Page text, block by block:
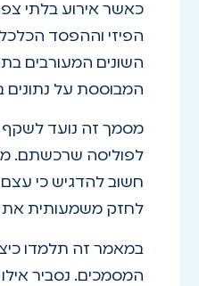
כאשר אירוע בלתי
הפיזי וההפסד
השונים המעורבים
המבוססת על נתונים
מסמך זה נועד לשקף
לפוליסה שרכשתם.
חשוב להדגיש כי
לחזק משמעותית את
במאמר זה תלמדו
המסמכים. נסביר